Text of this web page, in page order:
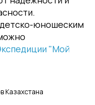
юношеским
"Мой
Казахстана